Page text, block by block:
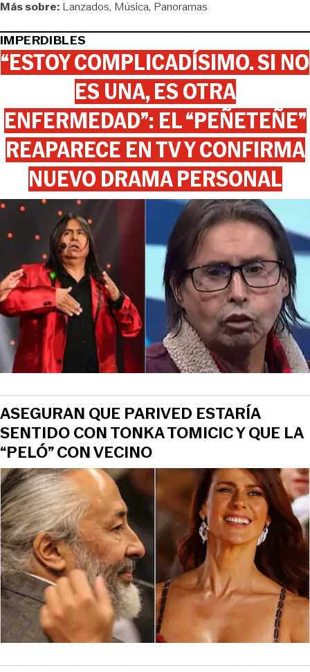
Más sobre: Lanzados Música Panoramas
IMPERDIBLES
“ESTOY COMPLICADÍSIMO. SI NO
ES UNA, ES OTRA
ENFERMEDAD”: EL “PEÑETEÑE”
REAPARECE EN TV Y CONFIRMA
NUEVO DRAMA PERSONAL
ASEGURAN QUE PARIVED ESTARÍA
SENTIDO CON TONKA TOMICIC Y QUE LA
“PELÓ” CON VECINO